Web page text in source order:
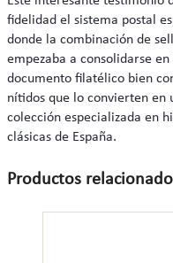
fidelidad el sistema postal
donde la combinación de
empezaba a consolidarse
documento filatélico bien
nítidos que lo convierten
colección especializada en
clásicas de España.
Productos